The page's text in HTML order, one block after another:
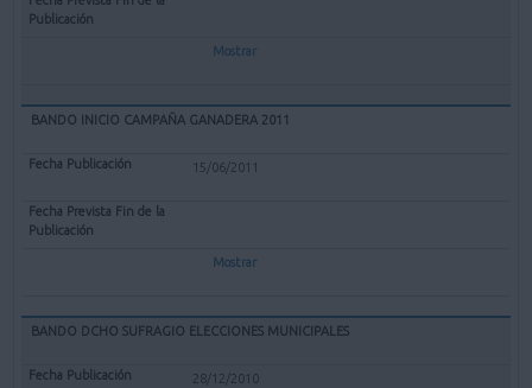
Mostrar
BANDO INICIO CAMPAÑA GANADERA 2011
15/06/2011
Mostrar
BANDO DCHO SUFRAGIO ELECCIONES MUNICIPALES
28/12/2010